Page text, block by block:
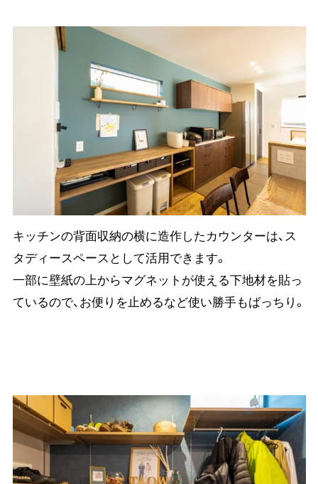
キッチンの背面収納の横に造作したカウンターは、ス
タディースペースとして活用できます。
一部に壁紙の上からマグネットが使える下地材を貼っ
ているので、お便りを止めるなど使い勝手もばっちり。